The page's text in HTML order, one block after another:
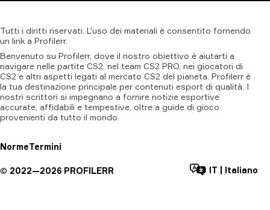
Tutti i diritti riservati. L'uso dei materiali è consentito fornendo
un link a Profilerr.
Benvenuto su Profilerr, dove il nostro obiettivo è aiutarti a
navigare nelle partite CS2, nel team CS2 PRO, nei giocatori di
CS2 e altri aspetti legati al mercato CS2 del pianeta. Profilerr è
la tua destinazione principale per contenuti esport di qualità. I
nostri scrittori si impegnano a fornire notizie esportive
accurate, affidabili e tempestive, oltre a guide di gioco
provenienti da tutto il mondo.
NormeTermini
© 2022—2026 PROFILERR IT Italiano